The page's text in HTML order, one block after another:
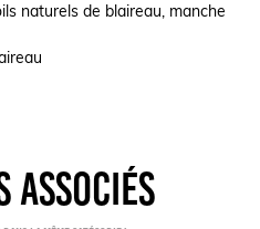
naturels de blaireau, manche
ASSOCIÉS